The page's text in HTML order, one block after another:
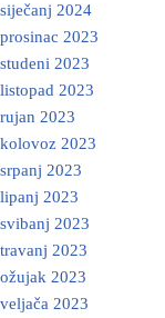
siječanj 2024
prosinac 2023
studeni 2023
listopad 2023
rujan 2023
kolovoz 2023
srpanj 2023
lipanj 2023
svibanj 2023
travanj 2023
ožujak 2023
veljača 2023